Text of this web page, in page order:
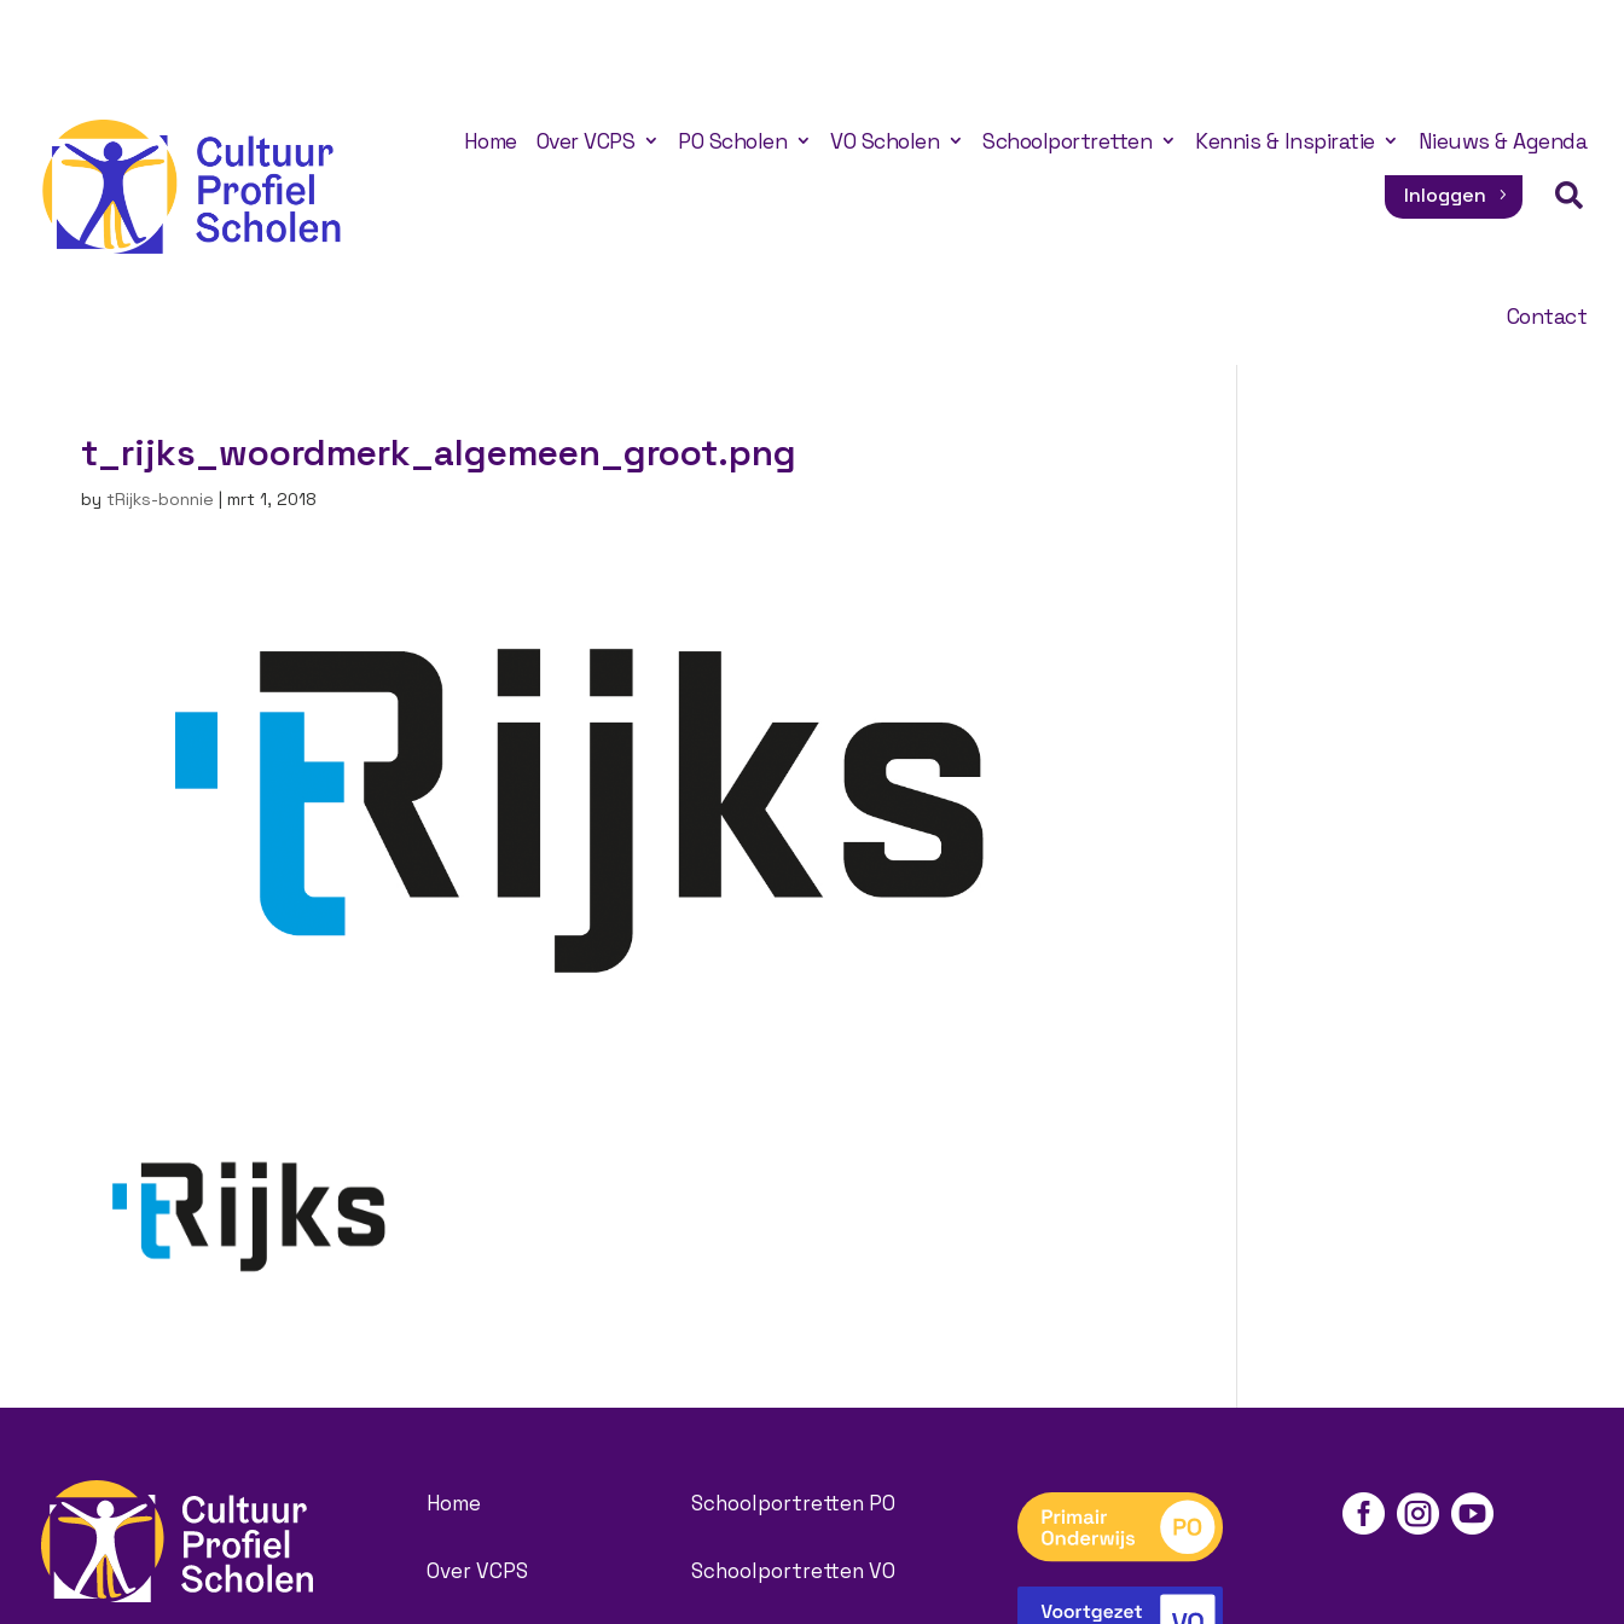
Home Over VCPS PO Scholen VO Scholen Schoolportretten Kennis & Inspiratie Nieuws & Agenda
Contact
Inloggen 
t_rijks_woordmerk_algemeen_groot.png
bytRijks-bonnie |mrt 1, 2018
Home
Over VCPS
Schoolportretten PO
Schoolportretten VO
  